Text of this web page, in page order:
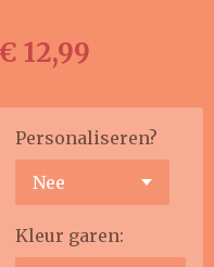
€ 12,99
Personaliseren?
Kleur garen: